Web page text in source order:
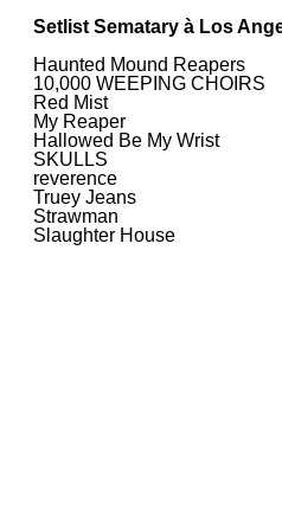
Setlist Sematary à Los
Haunted Mound Reapers
10,000 WEEPING CHOIRS
Red Mist
My Reaper
Hallowed Be My Wrist
SKULLS
reverence
Truey Jeans
Strawman
Slaughter House